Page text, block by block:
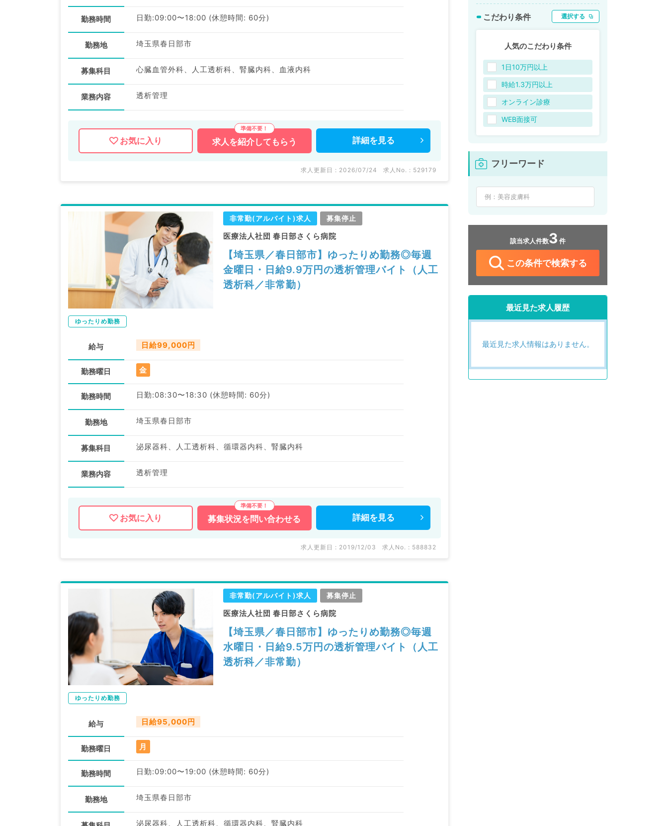
勤務時間 日勤:09:00〜18:00 (休憩時間: 60分)
勤務地 埼玉県春日部市
募集科目 心臓血管外科、人工透析科、腎臓内科、血液内科
業務内容 透析管理
お気に入り 求人を紹介してもらう 詳細を 見る
求人更新日 : 2026/07/24 求人No. : 529179
非常勤(アルバイト)求人 募集停止
医療法人社団 春日部さくら病院
【埼玉県／春日部市】ゆったりめ勤務◎毎週
金曜日・日給9.9万円の透析管理バイト（人工
透析科／非常勤）
ゆったりめ勤務
給与 日給99,000円
勤務曜日 金
勤務時間 日勤:08:30〜18:30 (休憩時間: 60分)
勤務地 埼玉県春日部市
募集科目 泌尿器科、人工透析科、循環器内科、腎臓内科
業務内容 透析管理
お気に入り 募集状況を 問い合わせる 詳細を 見る
求人更新日 : 2019/12/03 求人No. : 588832
非常勤(アルバイト)求人 募集停止
医療法人社団 春日部さくら病院
【埼玉県／春日部市】ゆったりめ勤務◎毎週
水曜日・日給9.5万円の透析管理バイト（人工
透析科／非常勤）
ゆったりめ勤務
給与 日給95,000円
勤務曜日 月
勤務時間 日勤:09:00〜19:00 (休憩時間: 60分)
勤務地 埼玉県春日部市
泌尿器科、人工透析科、循環器内科、腎臓内科
こだわり条件 選択する
人気のこだわり条件
1日10万円以上
時給1.3万円以上
オンライン診療
WEB面接可
フリーワード
該当求人件数3 件
この条件で検索する
最近見た求人履歴
最近見た求人情報はありません。